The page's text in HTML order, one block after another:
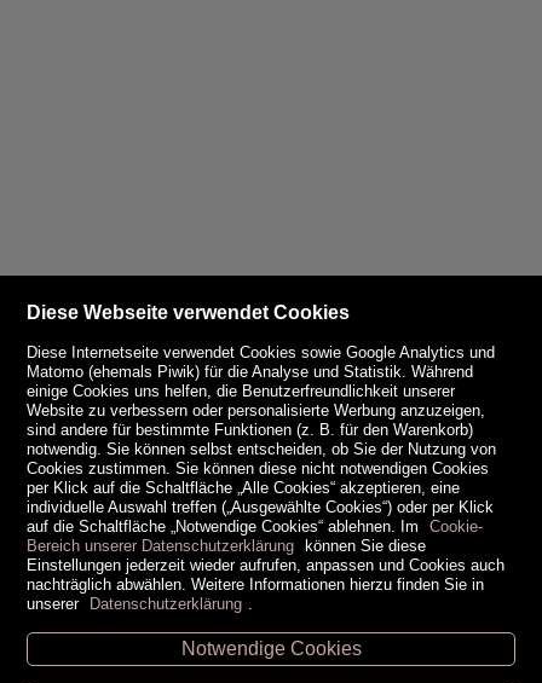
Unsere Öffnungszeiten
Diese Webseite verwendet Cookies
Diese Internetseite verwendet Cookies sowie Google Analytics und
Matomo (ehemals Piwik) für die Analyse und Statistik. Während
einige Cookies uns helfen, die Benutzerfreundlichkeit unserer
Website zu verbessern oder personalisierte Werbung anzuzeigen,
sind andere für bestimmte Funktionen (z. B. für den Warenkorb)
notwendig. Sie können selbst entscheiden, ob Sie der Nutzung von
Cookies zustimmen. Sie können diese nicht notwendigen Cookies
per Klick auf die Schaltfläche „Alle Cookies“ akzeptieren, eine
individuelle Auswahl treffen („Ausgewählte Cookies“) oder per Klick
auf die Schaltfläche „Notwendige Cookies“ ablehnen. Im
Cookie-
Bereich unserer Datenschutzerklärung können Sie diese
Einstellungen jederzeit wieder aufrufen, anpassen und Cookies auch
nachträglich abwählen. Weitere Informationen hierzu finden Sie in
unserer Datenschutzerklärung
Notwendige Cookies